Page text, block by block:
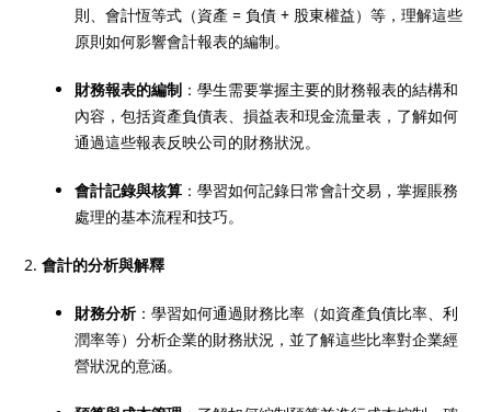
則、會計恆等式（資產 = 負債 + 股東權益）等，理解這些
原則如何影響會計報表的編制。
財務報表的編制 ：學生需要掌握主要的財務報表的結構和
內容，包括資產負債表、損益表和現金流量表，了解如何
通過這些報表反映公司的財務狀況。
會計記錄與核算 ：學習如何記錄日常會計交易，掌握賬務
處理的基本流程和技巧。
會計的分析與解釋
財務分析：學習如何通過財務比率（如資產負債比率、利
潤率等）分析企業的財務狀況，並了解這些比率對企業經
營狀況的意涵。